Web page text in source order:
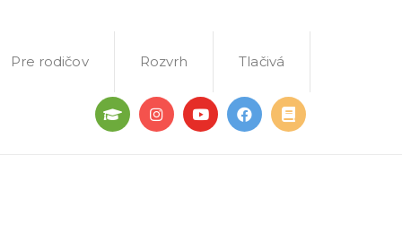
Pre rodičov Rozvrh Tlačivá